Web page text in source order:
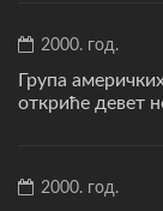
2000. год.
Група
откриће девет
2000. год.